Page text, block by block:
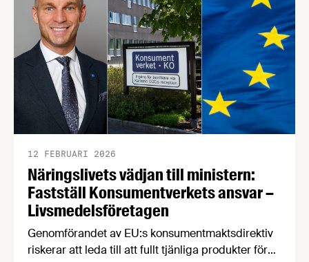
Näringslivets vädjan till ministern:
Fastställ Konsumentverkets ansvar –
Livsmedelsföretagen
12 FEBRUARI 2026
Genomförandet av EU:s konsumentmaktsdirektiv
riskerar att leda till att fullt tjänliga produkter för